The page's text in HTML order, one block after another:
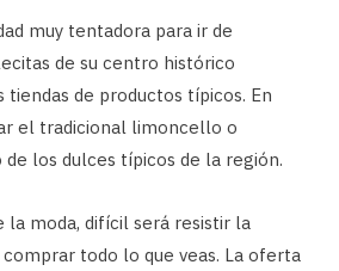
muy tentadora para ir de
de su centro histórico
de productos típicos. En
el tradicional limoncello o
los dulces típicos de la región.
la moda, difícil será resistir la
todo lo que veas. La oferta